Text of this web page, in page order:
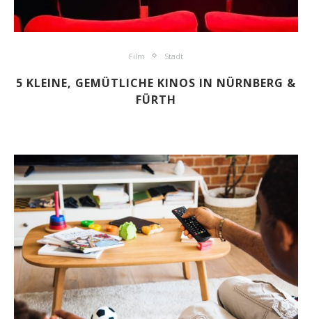
Film Stadt
5 KLEINE, GEMÜTLICHE KINOS IN NÜRNBERG &
FÜRTH